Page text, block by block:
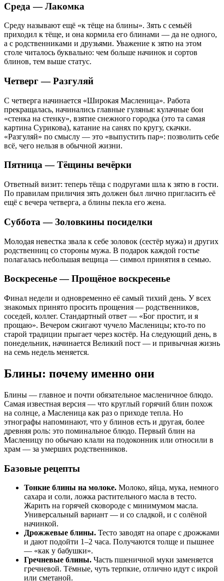
Среда — Лакомка
Среду называют ещё «к тёще на блины». Зять с семьёй
приходил к тёще, и она кормила его блинами — да не одного,
а с родственниками и друзьями. Уважение к зятю на этом
столе читалось буквально: чем больше начинок и сортов
блинов, тем выше статус.
Четверг — Разгуляй
С четверга начинается «Широкая Масленица». Работа
прекращалась, начинались главные гулянья: кулачные бои
«стенка на стенку», взятие снежного городка (это та самая
картина Сурикова), катание на санях по кругу, скачки.
«Разгуляй» по смыслу — это «выпустить пар»: позволить себе
всё, чего нельзя в обычной жизни.
Пятница — Тёщины вечёрки
Ответный визит: теперь тёща с подругами шла к зятю в гости.
По правилам приличия зять должен был лично пригласить её
ещё с вечера четверга, а блины пекла его жена.
Суббота — Золовкины посиделки
Молодая невестка звала к себе золовок (сестёр мужа) и других
родственниц со стороны мужа. В подарок каждой гостье
полагалась небольшая вещица — символ принятия в семью.
Воскресенье — Прощёное воскресенье
Финал недели и одновременно её самый тихий день. У всех
знакомых принято просить прощения — родственников,
соседей, коллег. Стандартный ответ — «Бог простит, и я
прощаю». Вечером сжигают чучело Масленицы; кто-то по
старой традиции прыгает через костёр. На следующий день, в
понедельник, начинается Великий пост — и привычная жизнь
на семь недель меняется.
Блины: почему именно они
Блины — главное и почти обязательное масленичное блюдо.
Самая известная версия — что круглый горячий блин похож
на солнце, а Масленица как раз о приходе тепла. Но
этнографы напоминают, что у блинов есть и другая, более
древняя роль: это поминальное блюдо. Первый блин на
Масленицу по обычаю клали на подоконник или относили в
храм — за умерших родственников.
Базовые рецепты
Тонкие блины на молоке. Молоко, яйца, мука, немного
сахара и соли, ложка растительного масла в тесто.
Жарить на горячей сковороде с минимумом масла.
Универсальный вариант — и со сладкой, и с солёной
начинкой.
Дрожжевые блины. Тесто заводят на опаре с дрожжами
и дают подойти 1–2 часа. Получаются толще и пышнее
— «как у бабушки».
Гречневые блины. Часть пшеничной муки заменяется
гречневой. Тёмные, чуть терпкие, отлично идут с икрой
или сметаной.